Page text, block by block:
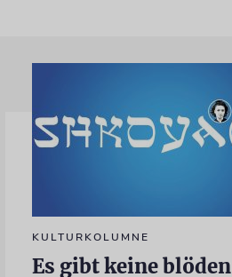
KULTURKOLUMNE
Es gibt keine blöden